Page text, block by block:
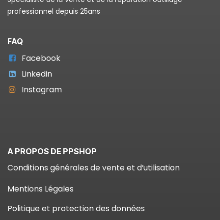
professionnel depuis 25ans
FAQ
Facebook
Linkedin
Instagram
A PROPOS DE PPSHOP
Conditions générales de vente et d’utilisation
Mentions Légales
Politique et protection des données